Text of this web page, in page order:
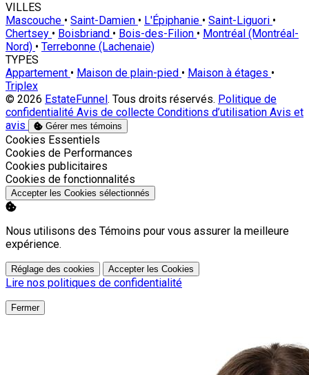
VILLES
Mascouche • Saint-Damien • L'Épiphanie • Saint-Liguori •
Chertsey • Boisbriand • Bois-des-Filion • Montréal (Montréal-
Nord) • Terrebonne (Lachenaie)
TYPES
Appartement • Maison de plain-pied • Maison à étages •
Triplex
© 2026 EstateFunnel . Tous droits réservés. Politique de
confidentialité Avis de collecte Conditions d’utilisation Avis et
avis
Gérer mes témoins
Activer
Cookies Essentiels
Activer
Cookies de Performances
Activer
Cookies publicitaires
Activer
Cookies de fonctionnalités
Accepter les Cookies sélectionnés
Nous utilisons des Témoins pour vous assurer la meilleure
expérience.
Réglage des cookies Accepter les Cookies
Lire nos politiques de confidentialité
Fermer